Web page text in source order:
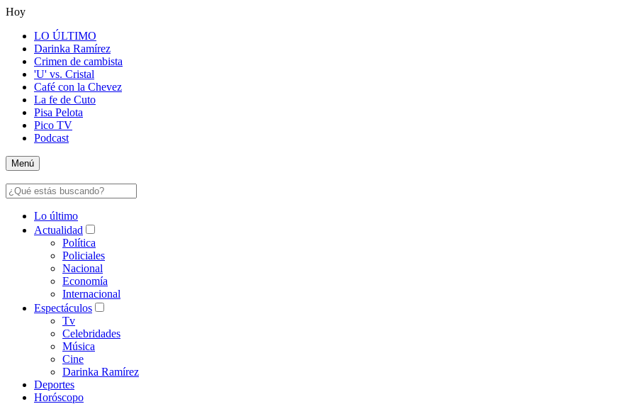
Hoy
LO ÚLTIMO
Darinka Ramírez
Crimen de cambista
'U' vs. Cristal
Café con la Chevez
La fe de Cuto
Pisa Pelota
Pico TV
Podcast
Menú
Lo último
Actualidad
Política
Policiales
Nacional
Economía
Internacional
Espectáculos
Tv
Celebridades
Música
Cine
Darinka Ramírez
Deportes
Horóscopo